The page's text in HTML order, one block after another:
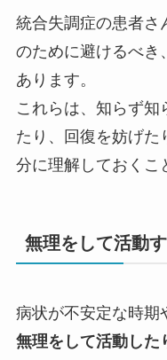
統合失調症の患者さ
のために避けるべき
あります。
これらは、知らず
たり、回復を妨げた
分に理解しておくこ
無理をして活動
病状が不安定な時期
無理をして活動した